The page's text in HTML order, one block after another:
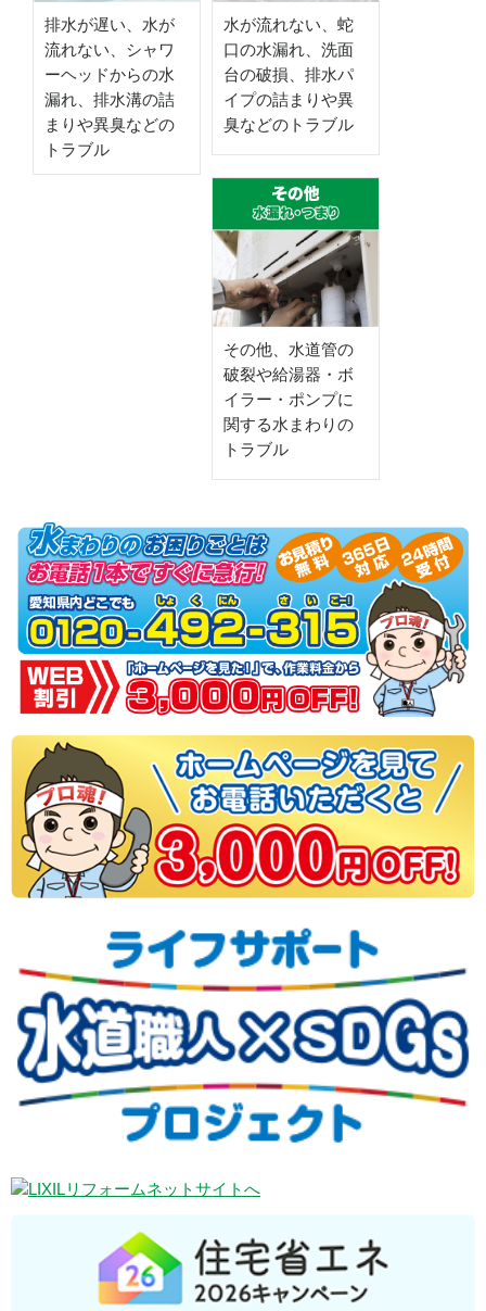
排水が遅い、水が
流れない、シャワ
ーヘッドからの水
漏れ、排水溝の詰
まりや異臭などの
トラブル
水が流れない、蛇
口の水漏れ、洗面
台の破損、排水パ
イプの詰まりや異
臭などのトラブル
その他、水道管の
破裂や給湯器・ボ
イラー・ポンプに
関する水まわりの
トラブル